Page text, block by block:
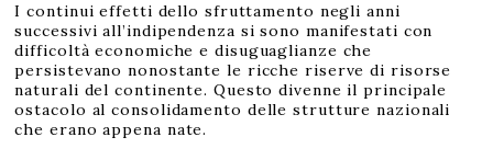
I continui effetti dello sfruttamento negli anni
successivi all’indipendenza si sono manifestati con
difficoltà economiche e disuguaglianze che
persistevano nonostante le ricche riserve di risorse
naturali del continente. Questo divenne il principale
ostacolo al consolidamento delle strutture nazionali
che erano appena nate.